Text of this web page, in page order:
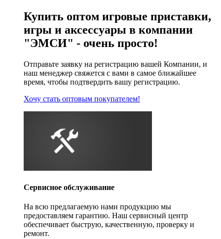
Купить оптом игровые приставки,
игры и аксессуары в компании
"ЭМСИ" - очень просто!
Отправьте заявку на регистрацию вашей Компании, и
наш менеджер свяжется с вами в самое ближайшее
время, чтобы подтвердить вашу регистрацию.
Хочу стать оптовым покупателем!
Сервисное обслуживание
На всю предлагаемую нами продукцию мы
предоставляем гарантию. Наш сервисный центр
обеспечивает быструю, качественную, проверку и
ремонт.